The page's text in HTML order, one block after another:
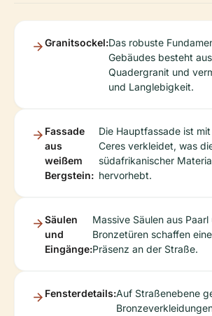
Granitsockel:Das robuste
Gebäudes besteht
Quadergranit und
und Langlebigkeit.
Fassade
aus
weißem
Bergstein:
Die Hauptfassade ist
Ceres verkleidet, was
südafrikanischer
hervorhebt.
Säulen
und
Eingänge:
Massive Säulen aus
Bronzetüren schaffen
Präsenz an der Straße.
Fensterdetails:Auf Straßenebene